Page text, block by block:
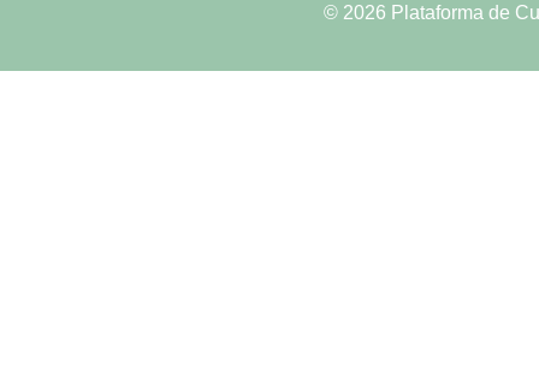
© 2026 Plataforma de